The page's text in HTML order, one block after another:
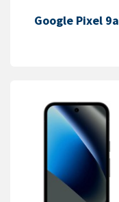
Google Pixel 9a